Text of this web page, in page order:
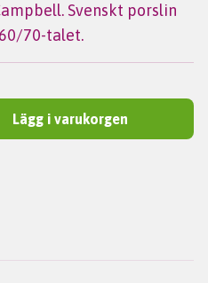
Svenskt porslin
70-talet.
Lägg i varukorgen